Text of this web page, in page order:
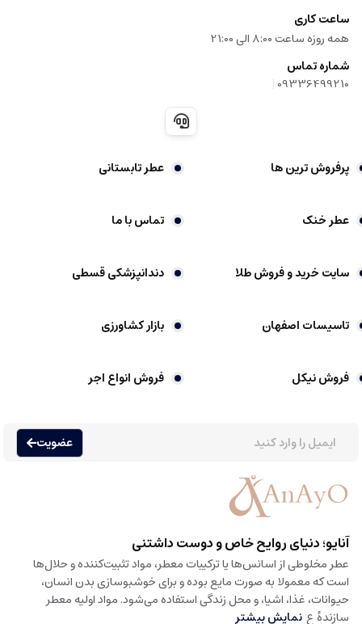
ساعت کاری
همه روزه ساعت 8:00 الی 21:00
شماره تماس
09336499210
|
پرفروش ترین ها عطر تابستانی
عطر خنک تماس با ما
سایت خرید و فروش طلا دندانپزشکی قسطی
تاسیسات اصفهان بازار کشاورزی
فروش نیکل فروش انواع اجر
عضویت
آنایو؛ دنیای روایح خاص و دوست داشتنی
عطر مخلوطی از اسانس‌ها یا ترکیبات معطر، مواد تثبیت‌کننده و حلال‌ها
است که معمولا به صورت مایع بوده و برای خوشبوسازی بدن انسان،
حیوانات، غذا، اشیا، و محل زندگی استفاده می‌شود. مواد اولیه معطر
سازندهٔ ع نمایش بیشتر